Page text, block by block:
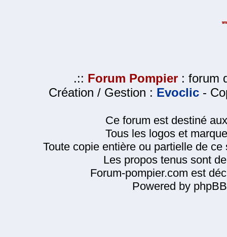
.:: Forum Pompier : forum
Création / Gestion : Evoclic -
Ce forum est destiné
Tous les logos et
Toute copie entière ou partielle de
Les propos tenus sont
Forum-pompier.com est
Powered by